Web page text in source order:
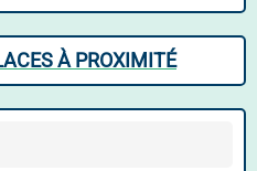
À PROXIMITÉ